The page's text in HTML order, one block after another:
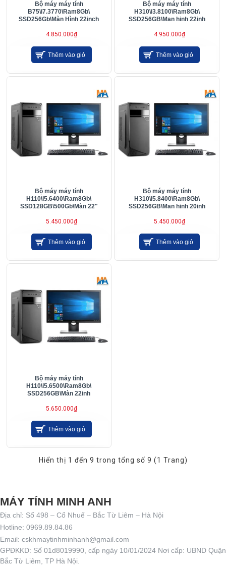
Bộ máy máy tính
B75\i7.3770\Ram8Gb\
SSD256Gb\Màn Hình 22inch
4.850.000₫
Thêm vào giỏ
Bộ máy máy tính
H310\i3.8100\Ram8Gb\
SSD256GB\Man hinh 22inh
4.950.000₫
Thêm vào giỏ
Bộ máy máy tính
H110\i5.6400\Ram8Gb\
SSD128GB\500Gb\Màn 22"
5.450.000₫
Thêm vào giỏ
Bộ máy máy tính
H310\i5.8400\Ram8Gb\
SSD256GB\Man hinh 20inh
5.450.000₫
Thêm vào giỏ
Bộ máy máy tính
H110\i5.6500\Ram8Gb\
SSD256GB\Màn 22inh
5.650.000₫
Thêm vào giỏ
Hiển thị 1 đến 9 trong tổng số 9 (1 Trang)
MÁY TÍNH MINH ANH
Địa chỉ: Số 498 – Cổ Nhuế – Bắc Từ Liêm – Hà Nội
Hotline: 0969.89.84.86
Email: cskhmaytinhminhanh@gmail.com
GPĐKKD: Số 01d8019990, cấp ngày 10/01/2024 Nơi cấp: UBND Quận
Bắc Từ Liêm, TP Hà Nội.